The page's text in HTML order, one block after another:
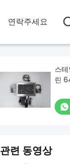
연락주세요
스
린
관련 동영상